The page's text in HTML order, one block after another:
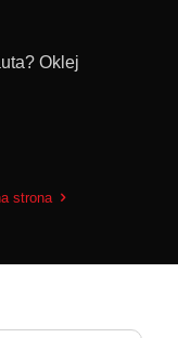
Oklej
strona